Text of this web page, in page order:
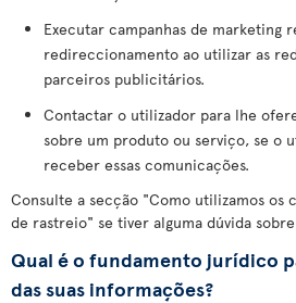
Executar campanhas de marketing
redireccionamento ao utilizar as
parceiros publicitários.
Contactar o utilizador para lhe
sobre um produto ou serviço, se o
receber essas comunicações.
Consulte a secção "Como utilizamos os
de rastreio" se tiver alguma dúvida
Qual é o fundamento jurídico
das suas informações?